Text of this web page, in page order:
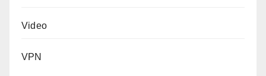
Video
VPN